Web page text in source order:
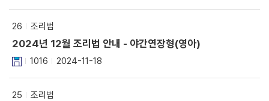
26 조리법
2024년 12월 조리법 안내 - 야간연장형(영아)
1016 2024-11-18
25 조리법